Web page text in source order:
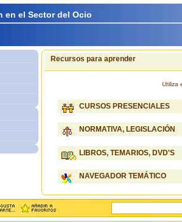
en el Sector del Ocio
Recursos para aprender
Utiliza
CURSOS PRESENCIALES
NORMATIVA, LEGISLACIÓN
LIBROS, TEMARIOS, DVD'S
NAVEGADOR TEMÁTICO